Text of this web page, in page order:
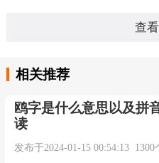
behind
behind: [OE]
English times from the
‘from behind’. This
查
相关推荐
鸥字是什么意思以及拼
读
发布于2024-01-15 00:54:13 1300